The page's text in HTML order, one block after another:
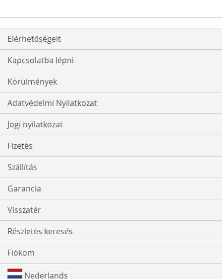
Elérhetőségeit
Kapcsolatba lépni
Körülmények
Adatvédelmi Nyilatkozat
Jogi nyilatkozat
Fizetés
Szállítás
Garancia
Visszatér
Részletes keresés
Fiókom
Nederlands